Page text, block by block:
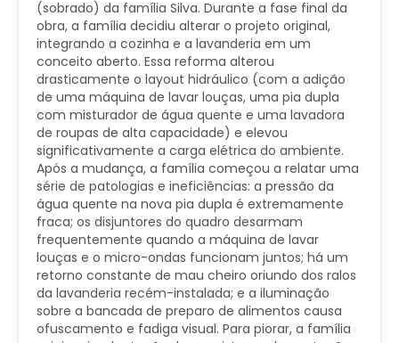
(sobrado) da família Silva. Durante a fase final da
obra, a família decidiu alterar o projeto original,
integrando a cozinha e a lavanderia em um
conceito aberto. Essa reforma alterou
drasticamente o layout hidráulico (com a adição
de uma máquina de lavar louças, uma pia dupla
com misturador de água quente e uma lavadora
de roupas de alta capacidade) e elevou
significativamente a carga elétrica do ambiente.
Após a mudança, a família começou a relatar uma
série de patologias e ineficiências: a pressão da
água quente na nova pia dupla é extremamente
fraca; os disjuntores do quadro desarmam
frequentemente quando a máquina de lavar
louças e o micro-ondas funcionam juntos; há um
retorno constante de mau cheiro oriundo dos ralos
da lavanderia recém-instalada; e a iluminação
sobre a bancada de preparo de alimentos causa
ofuscamento e fadiga visual. Para piorar, a família